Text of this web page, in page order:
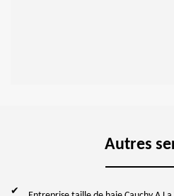
Autres